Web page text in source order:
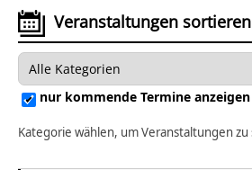
Veranstaltungen sortieren
nur kommende Termine anzeigen
Kategorie wählen, um Veranstaltungen zu